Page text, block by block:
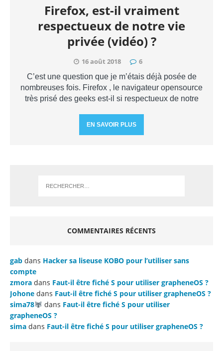
Firefox, est-il vraiment
respectueux de notre vie
privée (vidéo) ?
16 août 2018 6
C’est une question que je m’étais déjà posée de
nombreuses fois. Firefox , le navigateur opensource
très prisé des geeks est-il si respectueux de notre
EN SAVOIR PLUS
COMMENTAIRES RÉCENTS
gab dans Hacker sa liseuse KOBO pour l’utiliser sans
compte
zmora dans Faut-il être fiché S pour utiliser grapheneOS ?
Johone dans Faut-il être fiché S pour utiliser grapheneOS ?
sima78
dans Faut-il être fiché S pour utiliser
grapheneOS ?
sima dans Faut-il être fiché S pour utiliser grapheneOS ?